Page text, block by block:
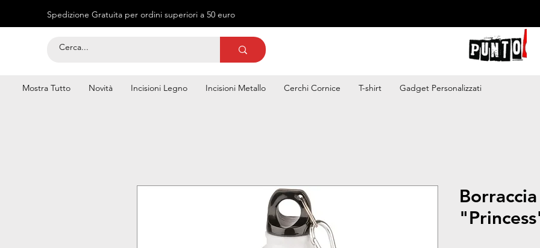
Spedizione Gratuita per ordini superiori a 50 euro
Mostra Tutto Novità Incisioni Legno Incisioni Metallo Cerchi Cornice T-shirt Gadget Personalizzati